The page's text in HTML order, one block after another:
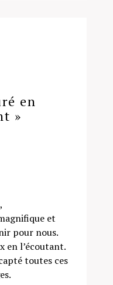
en
»
et
pour nous.
en l’écoutant.
toutes ces